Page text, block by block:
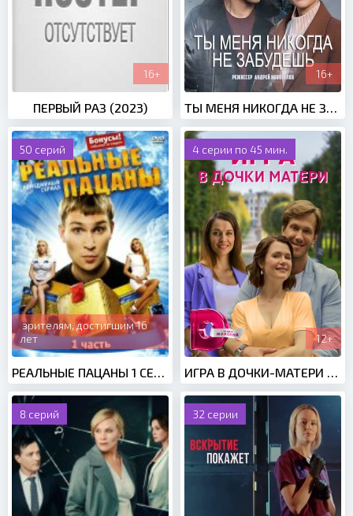
16+
ПЕРВЫЙ РАЗ (2023)
16+
ТЫ МЕНЯ НИКОГДА НЕ ЗАБУДЕШЬ (2022)
50 серий
зрителям, достигшим 16
лет
4 серии по 45 мин.
12+
8 серий 32 серии